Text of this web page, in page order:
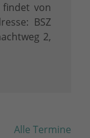
findet von
BSZ
2,
Alle Termine